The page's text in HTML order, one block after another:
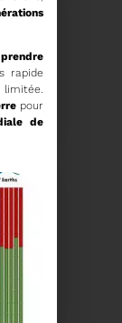
prendre
rapide
limitée.
pour
de